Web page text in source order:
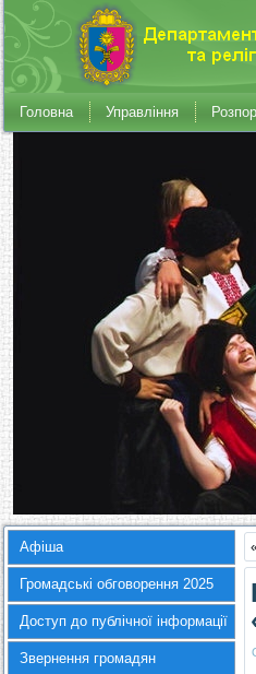
Головна Управління
Афіша
Громадські обговорення 2025
Доступ до публічної інформації
Звернення громадян